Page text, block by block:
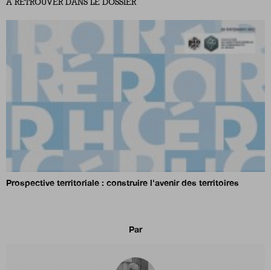
À RETROUVER DANS LE DOSSIER
Prospective territoriale : construire l'avenir des territoires
Par